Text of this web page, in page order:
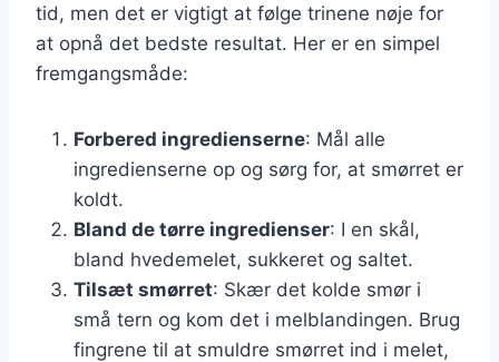
tid, men det er vigtigt at følge trinene nøje for
at opnå det bedste resultat. Her er en simpel
fremgangsmåde:
Forbered ingredienserne: Mål alle
ingredienserne op og sørg for, at smørret er
koldt.
Bland de tørre ingredienser: I en skål,
bland hvedemelet, sukkeret og saltet.
Tilsæt smørret: Skær det kolde smør i
små tern og kom det i melblandingen. Brug
fingrene til at smuldre smørret ind i melet,